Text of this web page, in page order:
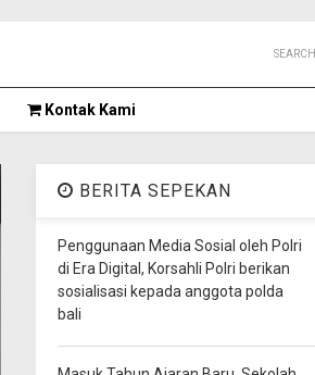
SEARCH
Kontak Kami
BERITA SEPEKAN
Penggunaan Media Sosial oleh Polri
di Era Digital, Korsahli Polri berikan
sosialisasi kepada anggota polda
bali